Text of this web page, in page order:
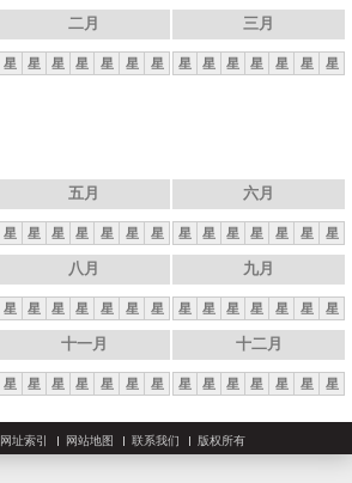
二月
星 星 星 星 星 星 星
三月
星 星 星 星 星 星 星
五月
星 星 星 星 星 星 星
六月
星 星 星 星 星 星 星
八月
星 星 星 星 星 星 星
九月
星 星 星 星 星 星 星
十一月
星 星 星 星 星 星 星
十二月
星 星 星 星 星 星 星
网址索引 网站地图 联系我们 版权所有